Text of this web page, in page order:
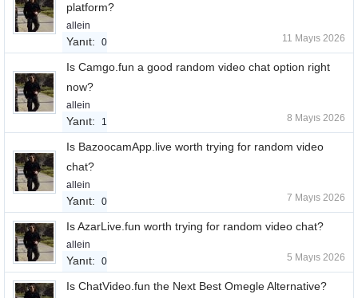
platform?
allein
Yanıt: 0 11 Mayıs 2026
Is Camgo.fun a good random video chat option right
now?
allein
Yanıt: 1 8 Mayıs 2026
Is BazoocamApp.live worth trying for random video
chat?
allein
Yanıt: 0 7 Mayıs 2026
Is AzarLive.fun worth trying for random video chat?
allein
Yanıt: 0 5 Mayıs 2026
Is ChatVideo.fun the Next Best Omegle Alternative?